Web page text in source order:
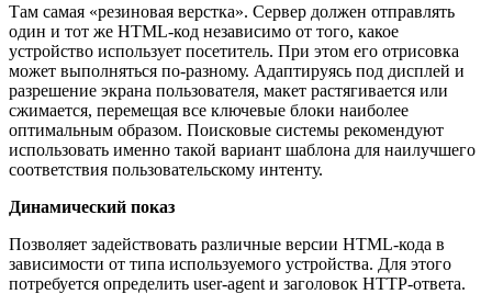
Там самая «резиновая верстка». Сервер должен отправлять
один и тот же HTML-код независимо от того, какое
устройство использует посетитель. При этом его отрисовка
может выполняться по-разному. Адаптируясь под дисплей и
разрешение экрана пользователя, макет растягивается или
сжимается, перемещая все ключевые блоки наиболее
оптимальным образом. Поисковые системы рекомендуют
использовать именно такой вариант шаблона для наилучшего
соответствия пользовательскому интенту.
Динамический показ
Позволяет задействовать различные версии HTML-кода в
зависимости от типа используемого устройства. Для этого
потребуется определить user-agent и заголовок HTTP-ответа.